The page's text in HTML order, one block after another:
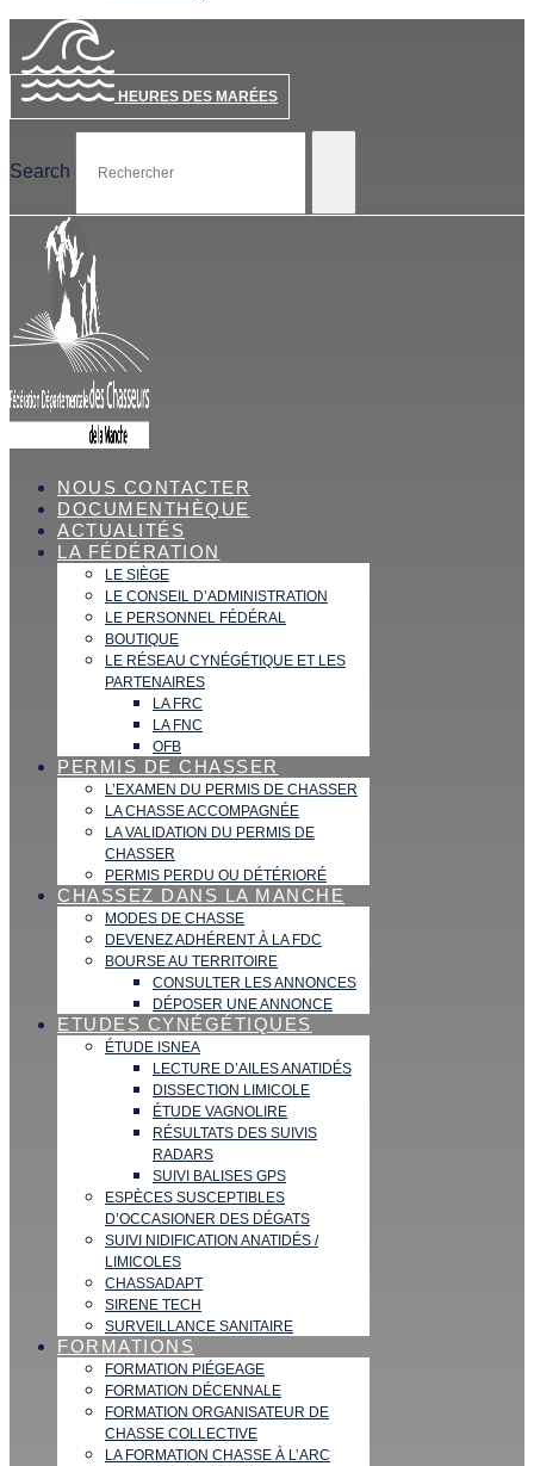
HEURES DES MARÉES
Search
NOUS CONTACTER
DOCUMENTHÈQUE
ACTUALITÉS
LA FÉDÉRATION
LE SIÈGE
LE CONSEIL D’ADMINISTRATION
LE PERSONNEL FÉDÉRAL
BOUTIQUE
LE RÉSEAU CYNÉGÉTIQUE ET LES
PARTENAIRES
LA FRC
LA FNC
OFB
PERMIS DE CHASSER
L’EXAMEN DU PERMIS DE CHASSER
LA CHASSE ACCOMPAGNÉE
LA VALIDATION DU PERMIS DE
CHASSER
PERMIS PERDU OU DÉTÉRIORÉ
CHASSEZ DANS LA MANCHE
MODES DE CHASSE
DEVENEZ ADHÉRENT À LA FDC
BOURSE AU TERRITOIRE
CONSULTER LES ANNONCES
DÉPOSER UNE ANNONCE
ETUDES CYNÉGÉTIQUES
ÉTUDE ISNEA
LECTURE D’AILES ANATIDÉS
DISSECTION LIMICOLE
ÉTUDE VAGNOLIRE
RÉSULTATS DES SUIVIS
RADARS
SUIVI BALISES GPS
ESPÈCES SUSCEPTIBLES
D’OCCASIONER DES DÉGATS
SUIVI NIDIFICATION ANATIDÉS /
LIMICOLES
CHASSADAPT
SIRENE TECH
SURVEILLANCE SANITAIRE
FORMATIONS
FORMATION PIÉGEAGE
FORMATION DÉCENNALE
FORMATION ORGANISATEUR DE
CHASSE COLLECTIVE
LA FORMATION CHASSE À L’ARC